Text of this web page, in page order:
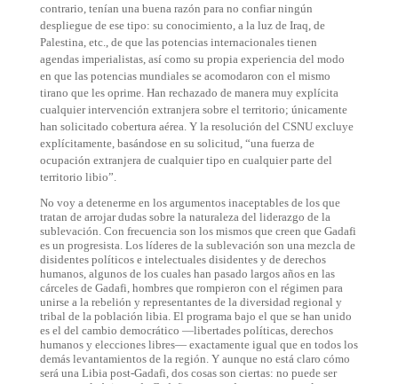
contrario, tenían una buena razón para no confiar ningún
despliegue de ese tipo: su conocimiento, a la luz de Iraq, de
Palestina, etc., de que las potencias internacionales tienen
agendas imperialistas, así como su propia experiencia del modo
en que las potencias mundiales se acomodaron con el mismo
tirano que les oprime. Han rechazado de manera muy explícita
cualquier intervención extranjera sobre el territorio; únicamente
han solicitado cobertura aérea. Y la resolución del CSNU excluye
explícitamente, basándose en su solicitud, “una fuerza de
ocupación extranjera de cualquier tipo en cualquier parte del
territorio libio”.
No voy a detenerme en los argumentos inaceptables de los que
tratan de arrojar dudas sobre la naturaleza del liderazgo de la
sublevación. Con frecuencia son los mismos que creen que Gadafi
es un progresista. Los líderes de la sublevación son una mezcla de
disidentes políticos e intelectuales disidentes y de derechos
humanos, algunos de los cuales han pasado largos años en las
cárceles de Gadafi, hombres que rompieron con el régimen para
unirse a la rebelión y representantes de la diversidad regional y
tribal de la población libia. El programa bajo el que se han unido
es el del cambio democrático —libertades políticas, derechos
humanos y elecciones libres— exactamente igual que en todos los
demás levantamientos de la región. Y aunque no está claro cómo
será una Libia post-Gadafi, dos cosas son ciertas: no puede ser